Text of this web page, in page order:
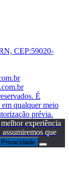
CEP:59020-
É
qualquer meio
prévia.
experiência
que